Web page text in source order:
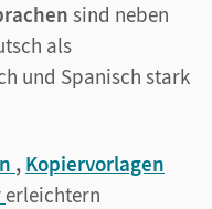
sind neben
als
und Spanisch stark
, Kopiervorlagen
erleichtern